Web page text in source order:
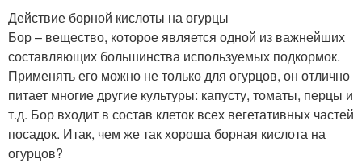
Действие борной кислоты на огурцы
Бор – вещество, которое является одной из важнейших
составляющих большинства используемых подкормок.
Применять его можно не только для огурцов, он отлично
питает многие другие культуры: капусту, томаты, перцы и
т.д. Бор входит в состав клеток всех вегетативных частей
посадок. Итак, чем же так хороша борная кислота на
огурцов?